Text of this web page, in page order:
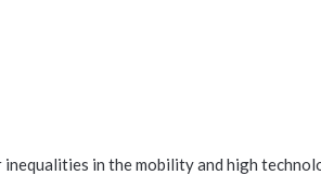
in the mobility and high